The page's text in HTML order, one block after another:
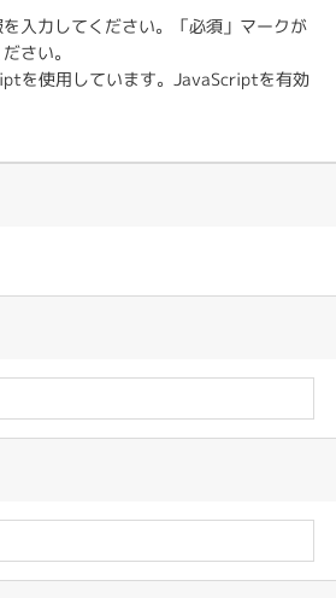
入力してください。「必須」マークが
さい。
を使用しています。JavaScriptを有効